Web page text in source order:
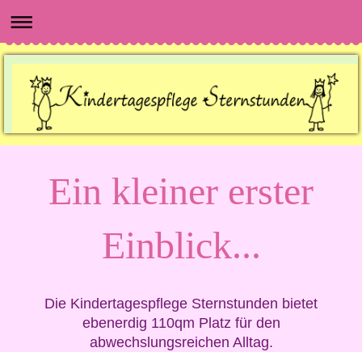
Ein kleiner erster
Einblick...
Die Kindertagespflege Sternstunden bietet
ebenerdig 110qm Platz für den
abwechslungsreichen Alltag.